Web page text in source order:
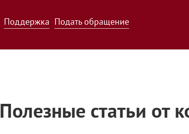
Поддержка Подать обращение
Полезные статьи от